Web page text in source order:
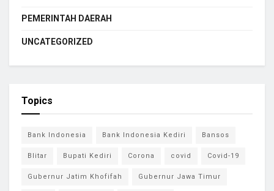
PEMERINTAH DAERAH
UNCATEGORIZED
Topics
Bank Indonesia Bank Indonesia Kediri Bansos
Blitar Bupati Kediri Corona covid Covid-19
Gubernur Jatim Khofifah Gubernur Jawa Timur